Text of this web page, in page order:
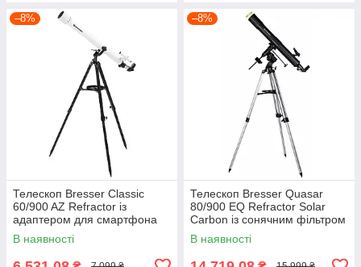
–8%
Телескоп Bresser Classic
60/900 AZ Refractor із
адаптером для смартфона
(4660900)
В наявності
–8%
Телескоп Bresser Quasar
80/900 EQ Refractor Solar
Carbon із сонячним фільтром
та адаптером для
смартфона
В наявності